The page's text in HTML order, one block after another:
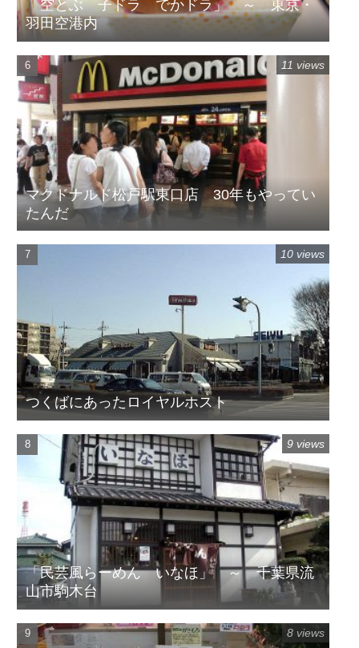
「空とぶ 子ドラ でかドラ」 ～ 東京・
羽田空港内
マクドナルド松戸駅東口店 30年もやってい
たんだ
11 views
つくばにあったロイヤルホスト
10 views
「民芸風らーめん いなほ」 ～ 千葉県流
山市駒木台
9 views
8 views